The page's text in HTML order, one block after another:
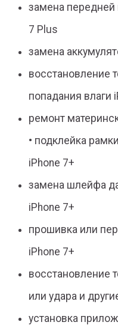
замена передней
7 Plus
замена
восстановление
попадания влаги
ремонт
• подклейка
iPhone 7+
замена шлейфа
iPhone 7+
прошивка или
iPhone 7+
восстановление
или удара и
установка